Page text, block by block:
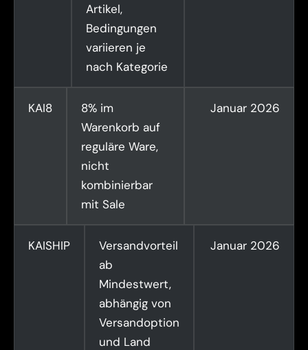
Artikel,
Bedingungen
variieren je
nach Kategorie
KAI8
8% im
Warenkorb auf
reguläre Ware,
nicht
kombinierbar
mit Sale
Januar 2026
KAISHIP
Versandvorteil
ab
Mindestwert,
abhängig von
Versandoption
und Land
Januar 2026